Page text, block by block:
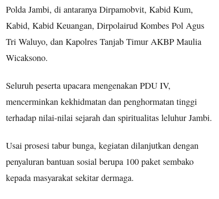
Polda Jambi, di antaranya Dirpamobvit, Kabid Kum,
Kabid, Kabid Keuangan, Dirpolairud Kombes Pol Agus
Tri Waluyo, dan Kapolres Tanjab Timur AKBP Maulia
Wicaksono.
Seluruh peserta upacara mengenakan PDU IV,
mencerminkan kekhidmatan dan penghormatan tinggi
terhadap nilai-nilai sejarah dan spiritualitas leluhur Jambi.
Usai prosesi tabur bunga, kegiatan dilanjutkan dengan
penyaluran bantuan sosial berupa 100 paket sembako
kepada masyarakat sekitar dermaga.